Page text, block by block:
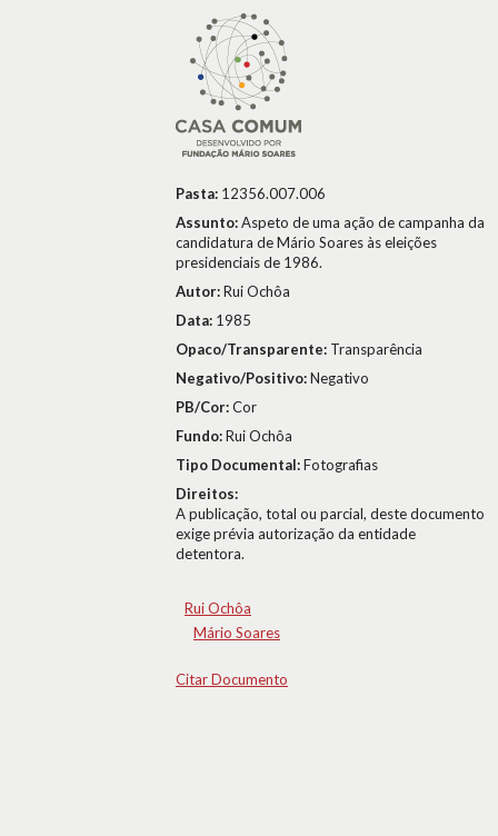
Pasta: 12356.007.006
Assunto:Aspeto de uma ação de campanha da
candidatura de Mário Soares às eleições
presidenciais de 1986.
Autor:Rui Ochôa
Data: 1985
Opaco/Transparente: Transparência
Negativo/Positivo:Negativo
PB/Cor:Cor
Fundo:Rui Ochôa
Tipo Documental:Fotografias
Direitos:
A publicação, total ou parcial, deste documento
exige prévia autorização da entidade
detentora.
Rui Ochôa
Mário Soares
Citar Documento